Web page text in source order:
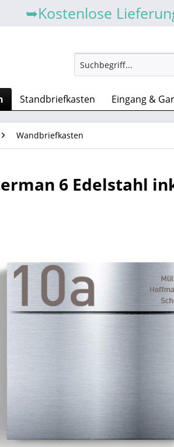
➥Kostenlose
Standbriefkasten Eingang &
Wandbriefkasten
6 Edelstahl